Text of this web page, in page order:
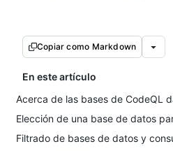
Copiar como Markdown
En este artículo
Acerca de las bases de CodeQL
Elección de una base de datos
Filtrado de bases de datos y